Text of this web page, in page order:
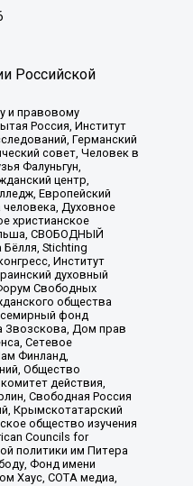
Российской
и правовому
Россия, Институт
Германский
совет, Человек в
Фалуньгун,
центр,
Европейский
Духовное
христианское
СВОБОДНЫЙ
Stichting
Институт
духовный
Свободных
общества
фонд
Звозскова, Дом прав
Сетевое
Финланд,
Общество
действия,
Свободная Россия
Крымскотатарский
общество изучения
Councils for
политики им Питера
Фонд имени
Хаус, СОТА медиа,